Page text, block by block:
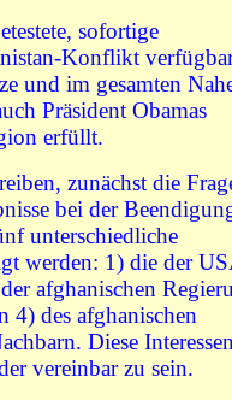
sofortige
Konflikt
und im gesamten
Präsident Obamas
erfüllt.
zunächst die
bei der
unterschiedliche
werden: 1) die der
afghanischen
4) des afghanischen
Diese
vereinbar zu sein.